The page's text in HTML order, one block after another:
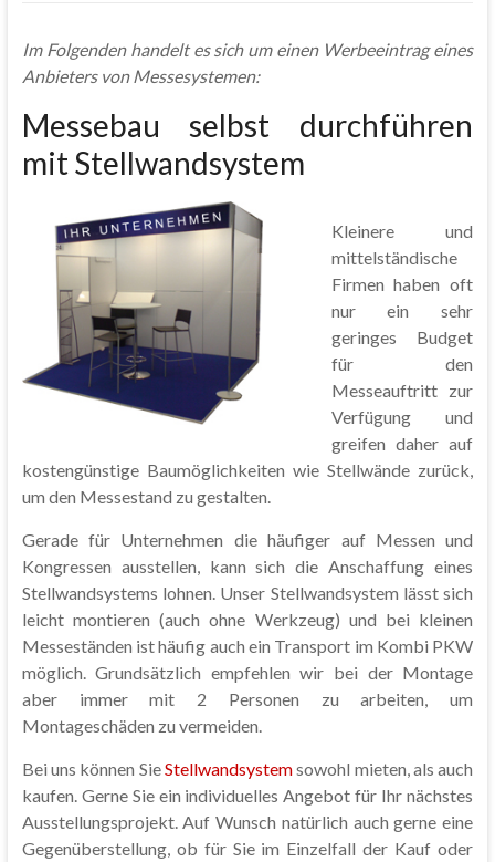
Im Folgenden handelt es sich um einen Werbeeintrag eines
Anbieters von Messesystemen:
Messebau selbst durchführen
mit Stellwandsystem
Kleinere und
mittelständische
Firmen haben oft
nur ein sehr
geringes Budget
für den
Messeauftritt zur
Verfügung und
greifen daher auf
kostengünstige Baumöglichkeiten wie Stellwände zurück,
um den Messestand zu gestalten.
Gerade für Unternehmen die häufiger auf Messen und
Kongressen ausstellen, kann sich die Anschaffung eines
Stellwandsystems lohnen. Unser Stellwandsystem lässt sich
leicht montieren (auch ohne Werkzeug) und bei kleinen
Messeständen ist häufig auch ein Transport im Kombi PKW
möglich. Grundsätzlich empfehlen wir bei der Montage
aber immer mit 2 Personen zu arbeiten, um
Montageschäden zu vermeiden.
Bei uns können SieStellwandsystemsowohl mieten, als auch
kaufen. Gerne Sie ein individuelles Angebot für Ihr nächstes
Ausstellungsprojekt. Auf Wunsch natürlich auch gerne eine
Gegenüberstellung, ob für Sie im Einzelfall der Kauf oder